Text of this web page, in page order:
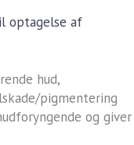
optagelse af
hud,
pigmentering
og giver